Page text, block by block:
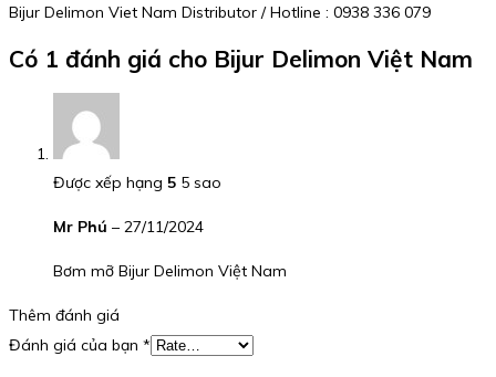
Bijur Delimon Viet Nam Distributor / Hotline : 0938 336 079
Có 1 đánh giá cho Bijur Delimon Việt Nam
Được xếp hạng 5 5 sao
Mr Phú – 27/11/2024
Bơm mỡ Bijur Delimon Việt Nam
Thêm đánh giá
Đánh giá của bạn *